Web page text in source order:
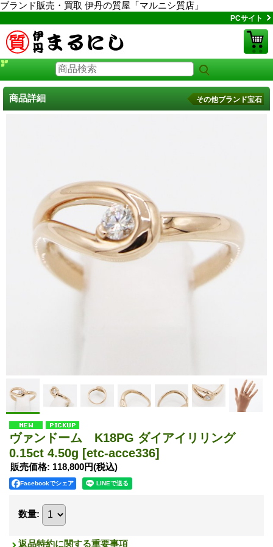
ブランド販売・買取 伊丹の質屋「マルニシ質店」
PCサイト
商品詳細 その他ブランド宝石
ヴァンドーム K18PG ダイアイリリング
0.15ct 4.50g [etc-acce336]
販売価格: 118,800円(税込)
Facebookでシェア
数量:
返品特約に関する重要事項